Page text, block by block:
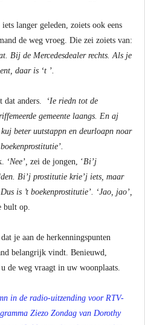
langer geleden, zoiets ook eens
de weg vroeg. Die zei zoiets van:
Bij de Mercedesdealer rechts. Als je
daar is ‘t ’.
dat anders.
‘Ie riedn tot de
gemeente laangs. En aj
beter uutstappn en deurloapn noar
‘Nee’, zei de jongen, ‘Bi’j
Bi’j prostitutie krie’j iets, maar
is ’t boekenprostitutie’. ‘Jao, jao’,
bult op.
je aan de herkenningspunten
belangrijk vindt. Benieuwd,
de weg vraagt in uw woonplaats.
in de radio-uitzending voor RTV-
Ziezo Zondag van Dorothy